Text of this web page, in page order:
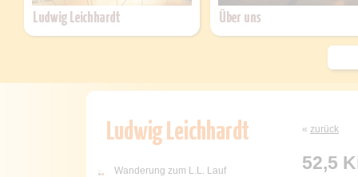
Wanderung zum L.L. Lauf
« zurück
52,5